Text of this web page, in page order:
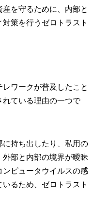
を守るために、内部と
策を行うゼロトラスト
ワークが普及したこと
れている理由の一つで
持ち出したり、私用の
部と内部の境界が曖昧
ピュータウイルスの感
るため、ゼロトラスト